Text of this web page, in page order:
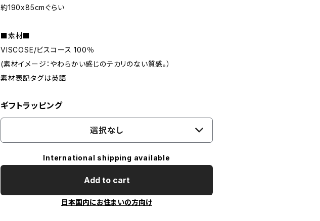
約190x85cmぐらい
■素材■
VISCOSE/ビスコース 100％
(素材イメージ：やわらかい感じのテカリのない質感。）
素材表記タグは英語
ギフトラッピング
選択なし
International shipping available
Add to cart
日本国内にお住まいの方向け